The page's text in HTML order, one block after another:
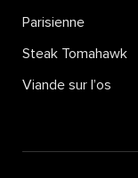
Parisienne
Steak Tomahawk
Viande sur l’os